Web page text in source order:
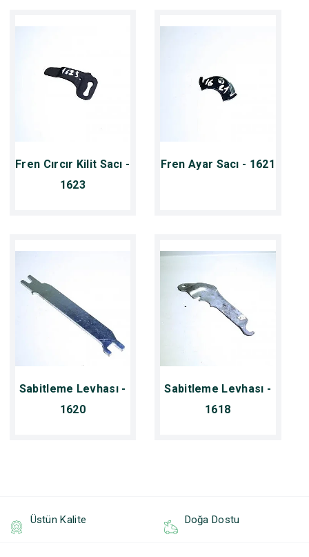
Fren Cırcır Kilit Sacı -
1623
Fren Ayar Sacı - 1621
Sabitleme Levhası -
1620
Sabitleme Levhası -
1618
Üstün Kalite Doğa Dostu